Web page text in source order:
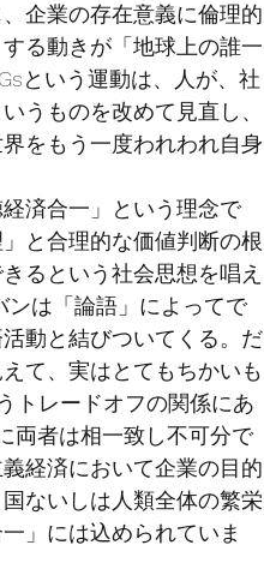
企業の存在意義に倫理的
る動きが「地球上の誰一
という運動は、人が、社
うものを改めて見直し、
をもう一度われわれ自身
済合一」という理念で
と合理的な価値判断の根
るという社会思想を唱え
ンは「論語」によってで
動と結びついてくる。だ
て、実はとてもちかいも
トレードオフの関係にあ
両者は相一致し不可分で
経済において企業の目的
ないしは人類全体の繁栄
」には込められていま